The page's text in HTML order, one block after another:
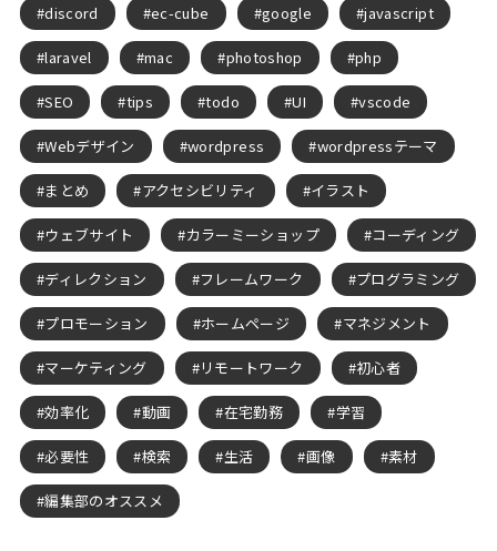
discord ec-cube google javascript
laravel mac photoshop php
SEO tips todo UI vscode
Webデザイン wordpress wordpressテーマ
まとめ アクセシビリティ イラスト
ウェブサイト カラーミーショップ コーディング
ディレクション フレームワーク プログラミング
プロモーション ホームページ マネジメント
マーケティング リモートワーク 初心者
効率化 動画 在宅勤務 学習
必要性 検索 生活 画像 素材
編集部のオススメ